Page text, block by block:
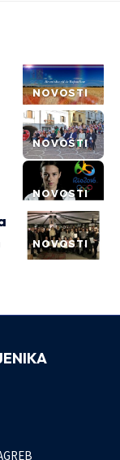
NOVOSTI
NOVOSTI
NOVOSTI
NOVOSTI